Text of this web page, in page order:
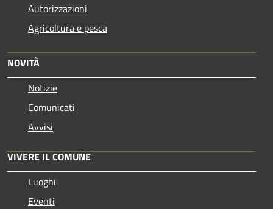
Autorizzazioni
Agricoltura e pesca
NOVITÀ
Notizie
Comunicati
Avvisi
VIVERE IL COMUNE
Luoghi
Eventi